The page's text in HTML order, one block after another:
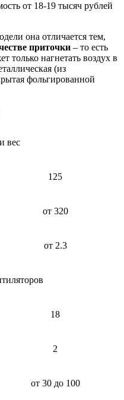
от 18-19 тысяч рублей
она отличается тем,
приточки – то есть
только нагнетать воздух в
(из
фольгированной
вес
125
от 320
от 2.3
18
2
от 30 до 100